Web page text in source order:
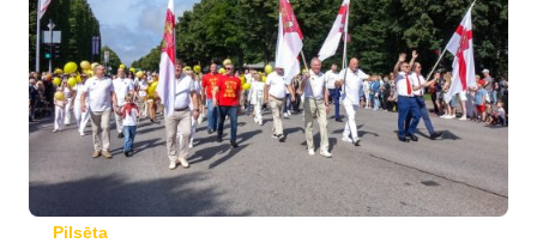
Pilsēta